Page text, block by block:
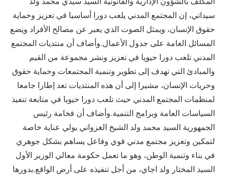
سيداتي، إن المجتمع المدني يلعب دورا أساسيا في تعزيز وحماية
حقوق الإنسان، ويمثل الصوت الذي يعبر عن مصالح الأفراد ويضع
المسائل العامة على جدول الأعمال.وأضاف أن منتديات المجتمع
المدني تلعب دورا حيويا في تعزيز ونشر مجموعة من القيم
والمبادئ التي تهدف إلى تطوير وتنمية المجتمعات وحماية حقوق
وحريات الإنسان، مشيرا إلى أن هذه المنتديات تعد إطارا جامعا
لمنظمات المجتمع المدني حيث تلعب دورا حيويا في متابعة تنفيذ
السياسات العامة وبرامج التنمية.وأضاف أن فخامة رئيس
الجمهورية السيد محمد ولد الشيخ الغزواني يولي عناية خاصة
لتمكين وتعزيز مجتمع مدني قوي وفاعل يساهم بشكل جوهري
في بناء وتنمية الوطن، وهو ما تعمل حكومة معالي الوزير الأول
السيد المختار ولد اجاي، من أجل تنفيذه على أرض الواقع.بدورها